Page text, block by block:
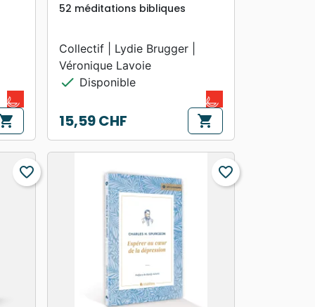
52 méditations bibliques
Collectif | Lydie Brugger |
Véronique Lavoie
check Disponible
Prix
15,59 CHF shopping_cart
favorite_border favorite_border